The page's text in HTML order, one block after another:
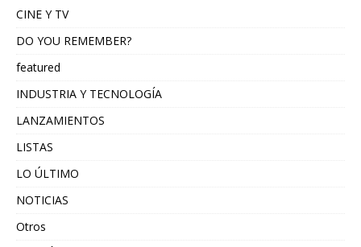
CINE Y TV
DO YOU REMEMBER?
featured
INDUSTRIA Y TECNOLOGÍA
LANZAMIENTOS
LISTAS
LO ÚLTIMO
NOTICIAS
Otros